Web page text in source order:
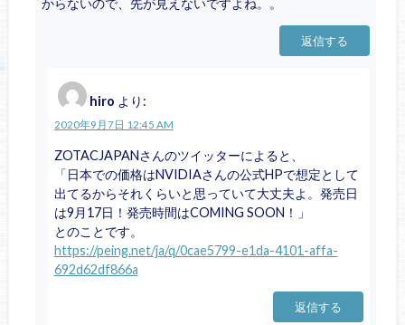
からないので、先が見えないですよね。。
返信する
hiro より:
2020年9月7日 12:45 AM
ZOTACJAPANさんのツイッターによると、
「日本での価格はNVIDIAさんの公式HPで想定として
出てるからそれくらいと思っていて大丈夫よ。発売日
は9月17日！発売時間はCOMING SOON！」
とのことです。
https://peing.net/ja/q/0cae5799-e1da-4101-affa-
692d62df866a
返信する